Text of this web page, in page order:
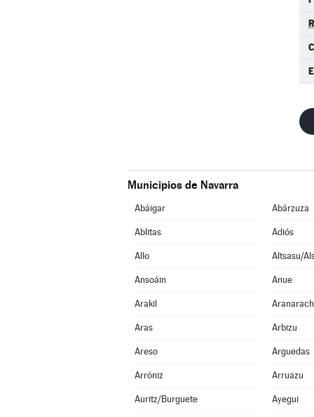
Municipios de Navarra
Abáigar Abárzuza
Ablitas Adiós
Allo Altsasu/
Ansoáin Anue
Arakil
Aras Arbizu
Areso Arguedas
Arróniz Arruazu
Auritz/Burguete Ayegui